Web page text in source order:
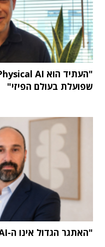
שפועלת בעולם הפיזי"
"האתגר הגדול אינו ה-AI אלא הטמעתה בארגון"